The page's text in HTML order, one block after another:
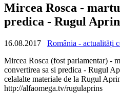
Mircea Rosca -
predica - Rugul
16.08.2017 România - actualități
Mircea Rosca (fost parlamentar) -
convertirea sa si predica - Rugul
celalalte materiale de la Rugul
http://alfaomega.tv/rugulaprins